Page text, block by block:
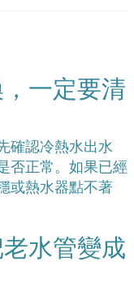
一定要清
確認冷熱水出水
否正常。如果已經
或熱水器點不著
水管變成